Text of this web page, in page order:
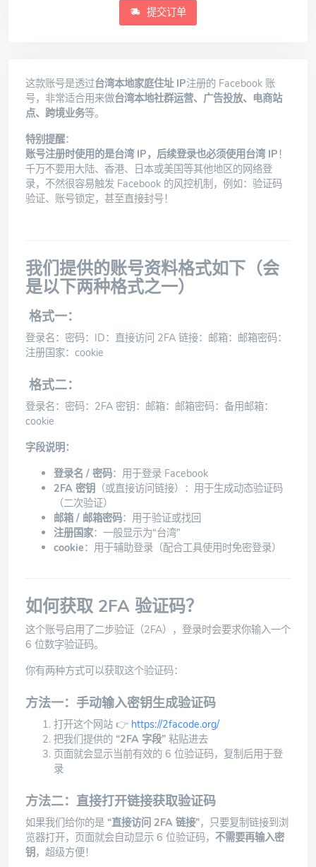
提交订单
这款账号是透过台湾本地家庭住址 IP注册的 Facebook 账
号，非常适合用来做台湾本地社群运营、广告投放、电商站
点、跨境业务等。
特别提醒：
账号注册时使用的是台湾 IP，后续登录也必须使用台湾 IP ！
千万不要用大陆、香港、日本或美国等其他地区的网络登
录，不然很容易触发 Facebook 的风控机制，例如：验证码
验证、账号锁定，甚至直接封号！
我们提供的账号资料格式如下（会
是以下两种格式之一）
格式一：
登录名：密码：ID：直接访问 2FA 链接：邮箱：邮箱密码：
注册国家：cookie
格式二：
登录名：密码：2FA 密钥：邮箱：邮箱密码：备用邮箱：
cookie
字段说明：
登录名 / 密码：用于登录 Facebook
2FA 密钥 （或直接访问链接）：用于生成动态验证码
（二次验证）
邮箱 / 邮箱密码：用于验证或找回
注册国家：一般显示为“台湾”
cookie：用于辅助登录（配合工具使用时免密登录）
如何获取 2FA 验证码？
这个账号启用了二步验证（2FA），登录时会要求你输入一个
6 位数字验证码。
你有两种方式可以获取这个验证码：
方法一：手动输入密钥生成验证码
打开这个网站 👉 https://2facode.org/
把我们提供的 “2FA 字段” 粘贴进去
页面就会显示当前有效的 6 位验证码，复制后用于登
录
方法二：直接打开链接获取验证码
如果我们给你的是 “直接访问 2FA 链接”，只要复制链接到浏
览器打开，页面就会自动显示 6 位验证码， 不需要再输入密
钥 ，超级方便！